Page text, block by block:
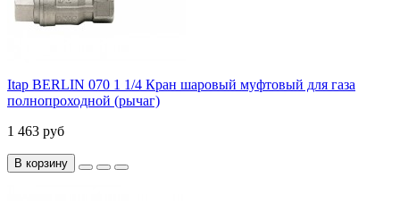
Itap BERLIN 070 1 1/4 Кран шаровый муфтовый для газа
полнопроходной (рычаг)
1 463 руб
В корзину